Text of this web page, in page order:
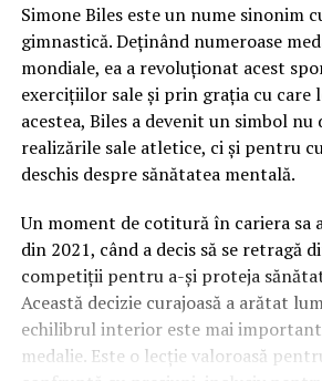
Simone Biles este un nume sinonim
gimnastică. Deținând numeroase
mondiale, ea a revoluționat acest
exercițiilor sale și prin grația cu care
acestea, Biles a devenit un simbol
realizările sale atletice, ci și pentru
deschis despre sănătatea mentală.
Un moment de cotitură în cariera sa
din 2021, când a decis să se retragă
competiții pentru a-și proteja
Această decizie curajoasă a arătat
echilibrul interior este mai
medalie. Este o lecție valoroasă